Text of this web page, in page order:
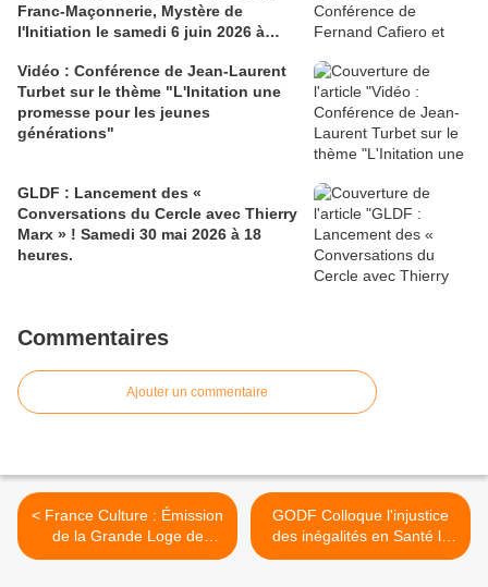
Franc-Maçonnerie, Mystère de
l'Initiation le samedi 6 juin 2026 à
Vidéo : Conférence de Jean-Laurent
Turbet sur le thème "L'Initation une
promesse pour les jeunes
générations"
GLDF : Lancement des «
Conversations du Cercle avec Thierry
Marx » ! Samedi 30 mai 2026 à 18
heures.
Commentaires
Ajouter un commentaire
< France Culture : Émission
de la Grande Loge de
France sur le thème Etats-
GODF Colloque l'injustice
des inégalités en Santé le
23 novembre 2024 à Saint-